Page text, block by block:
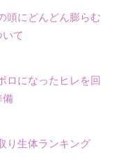
頭にどんどん膨らむ
て
ロになったヒレを回
り生体ランキング